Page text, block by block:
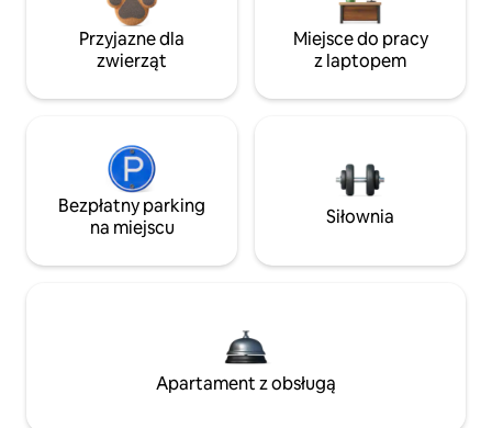
Przyjazne dla
zwierząt
Miejsce do pracy
z laptopem
Bezpłatny parking
na miejscu
Siłownia
Apartament z obsługą